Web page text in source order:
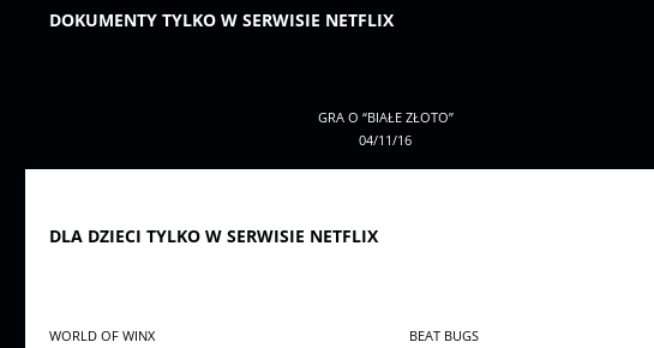
DOKUMENTY TYLKO W SERWISIE NETFLIX
GRA O “BIAŁE ZŁOTO”
04/11/16
DLA DZIECI TYLKO W SERWISIE NETFLIX
WORLD OF WINX
BEAT BUGS